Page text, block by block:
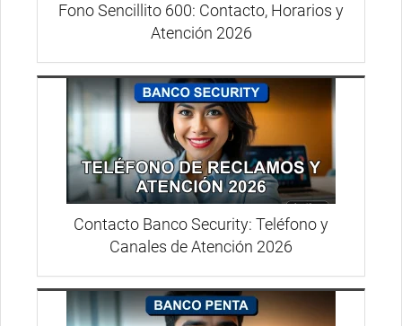
Fono Sencillito 600: Contacto, Horarios y
Atención 2026
Contacto Banco Security: Teléfono y
Canales de Atención 2026